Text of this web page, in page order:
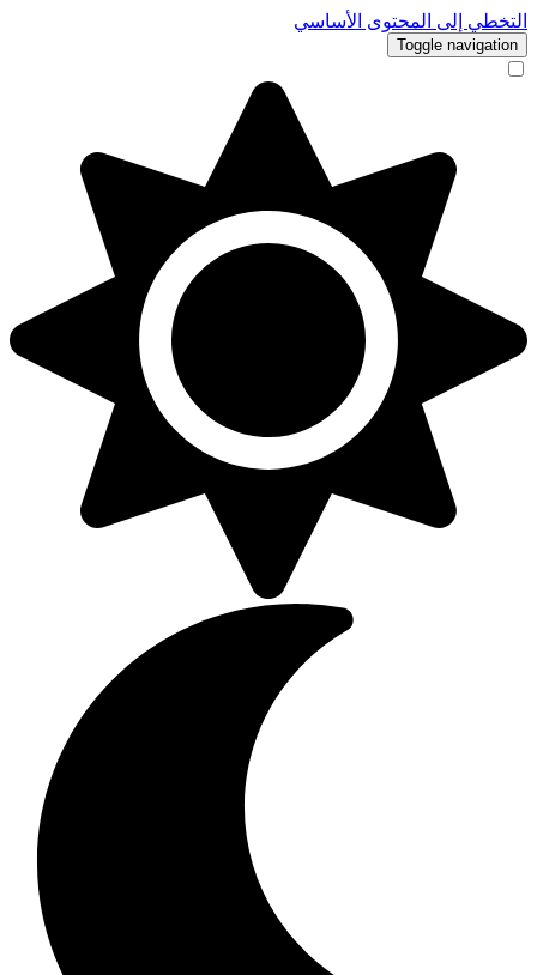
التخطي إلى المحتوى الأساسي
Toggle navigation